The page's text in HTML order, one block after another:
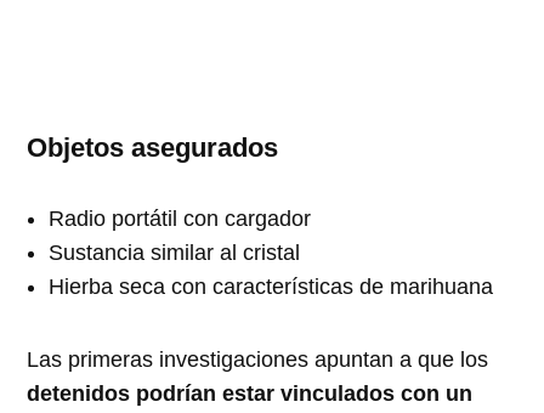
Objetos asegurados
Radio portátil con cargador
Sustancia similar al cristal
Hierba seca con características de marihuana
Las primeras investigaciones apuntan a que los
detenidos podrían estar vinculados con un